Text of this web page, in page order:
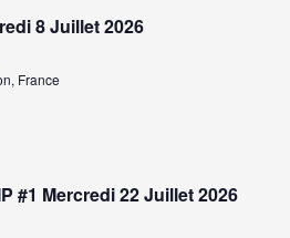
8 Juillet 2026
France
#1 Mercredi 22 Juillet 2026